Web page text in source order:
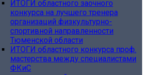
ИТОГИ областного заочного
конкурса на лучшего тренера
организаций физкультурно-
спортивной направленности
Тюменской области
ИТОГИ областного конкурса проф.
мастерства между специалистами
ФКиС